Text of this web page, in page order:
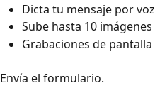
Dicta tu mensaje por voz
Sube hasta 10 imágenes
Grabaciones de pantalla
Envía el formulario.